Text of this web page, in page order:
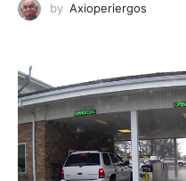
by Axioperiergos